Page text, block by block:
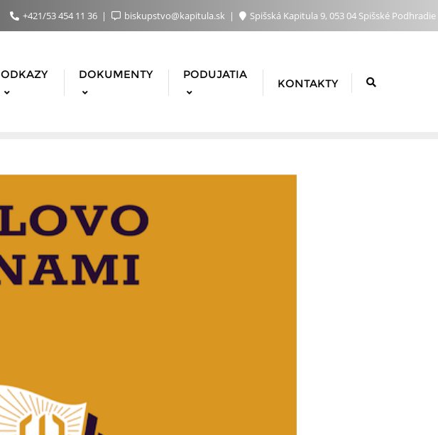
+421/53 454 11 36 biskupstvo@kapitula.sk Spišská Kapitula 9, 053 04 Spišské Podhradie
ODKAZY DOKUMENTY PODUJATIA
KONTAKTY